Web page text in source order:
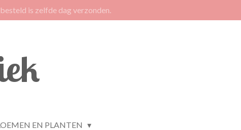
is zelfde dag verzonden.
EN PLANTEN